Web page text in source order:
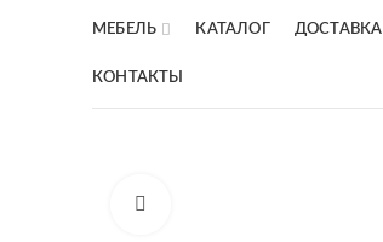
МЕБЕЛЬ КАТАЛОГ ДОСТАВКА
КОНТАКТЫ